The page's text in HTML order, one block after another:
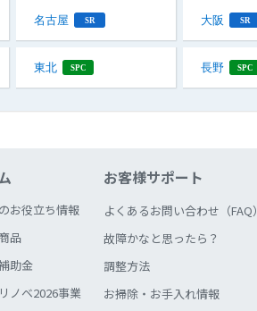
名古屋 SR 大阪 SR
東北 SPC 長野 SPC
お役立ち情報
品
助金
ノベ2026事業
お客様サポート
よくあるお問い合わせ（FAQ）
故障かなと思ったら？
調整方法
お掃除・お手入れ情報